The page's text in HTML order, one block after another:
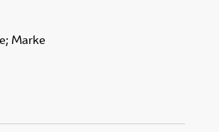
Marke